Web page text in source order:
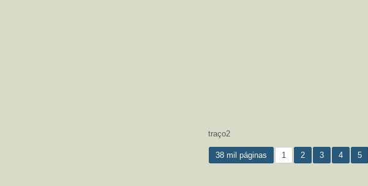
traço2
38 mil páginas 1 2 3 4 5